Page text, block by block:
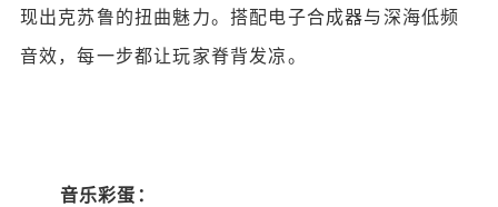
现出克苏鲁的扭曲魅力。搭配电子合成器与深海低频
音效，每一步都让玩家脊背发凉。
音乐彩蛋：